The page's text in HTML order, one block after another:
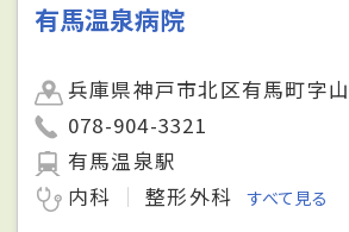
有馬温泉病院
兵庫県神戸市北区有馬町字
078-904-3321
有馬温泉駅
内科
整形外科 すべて見る